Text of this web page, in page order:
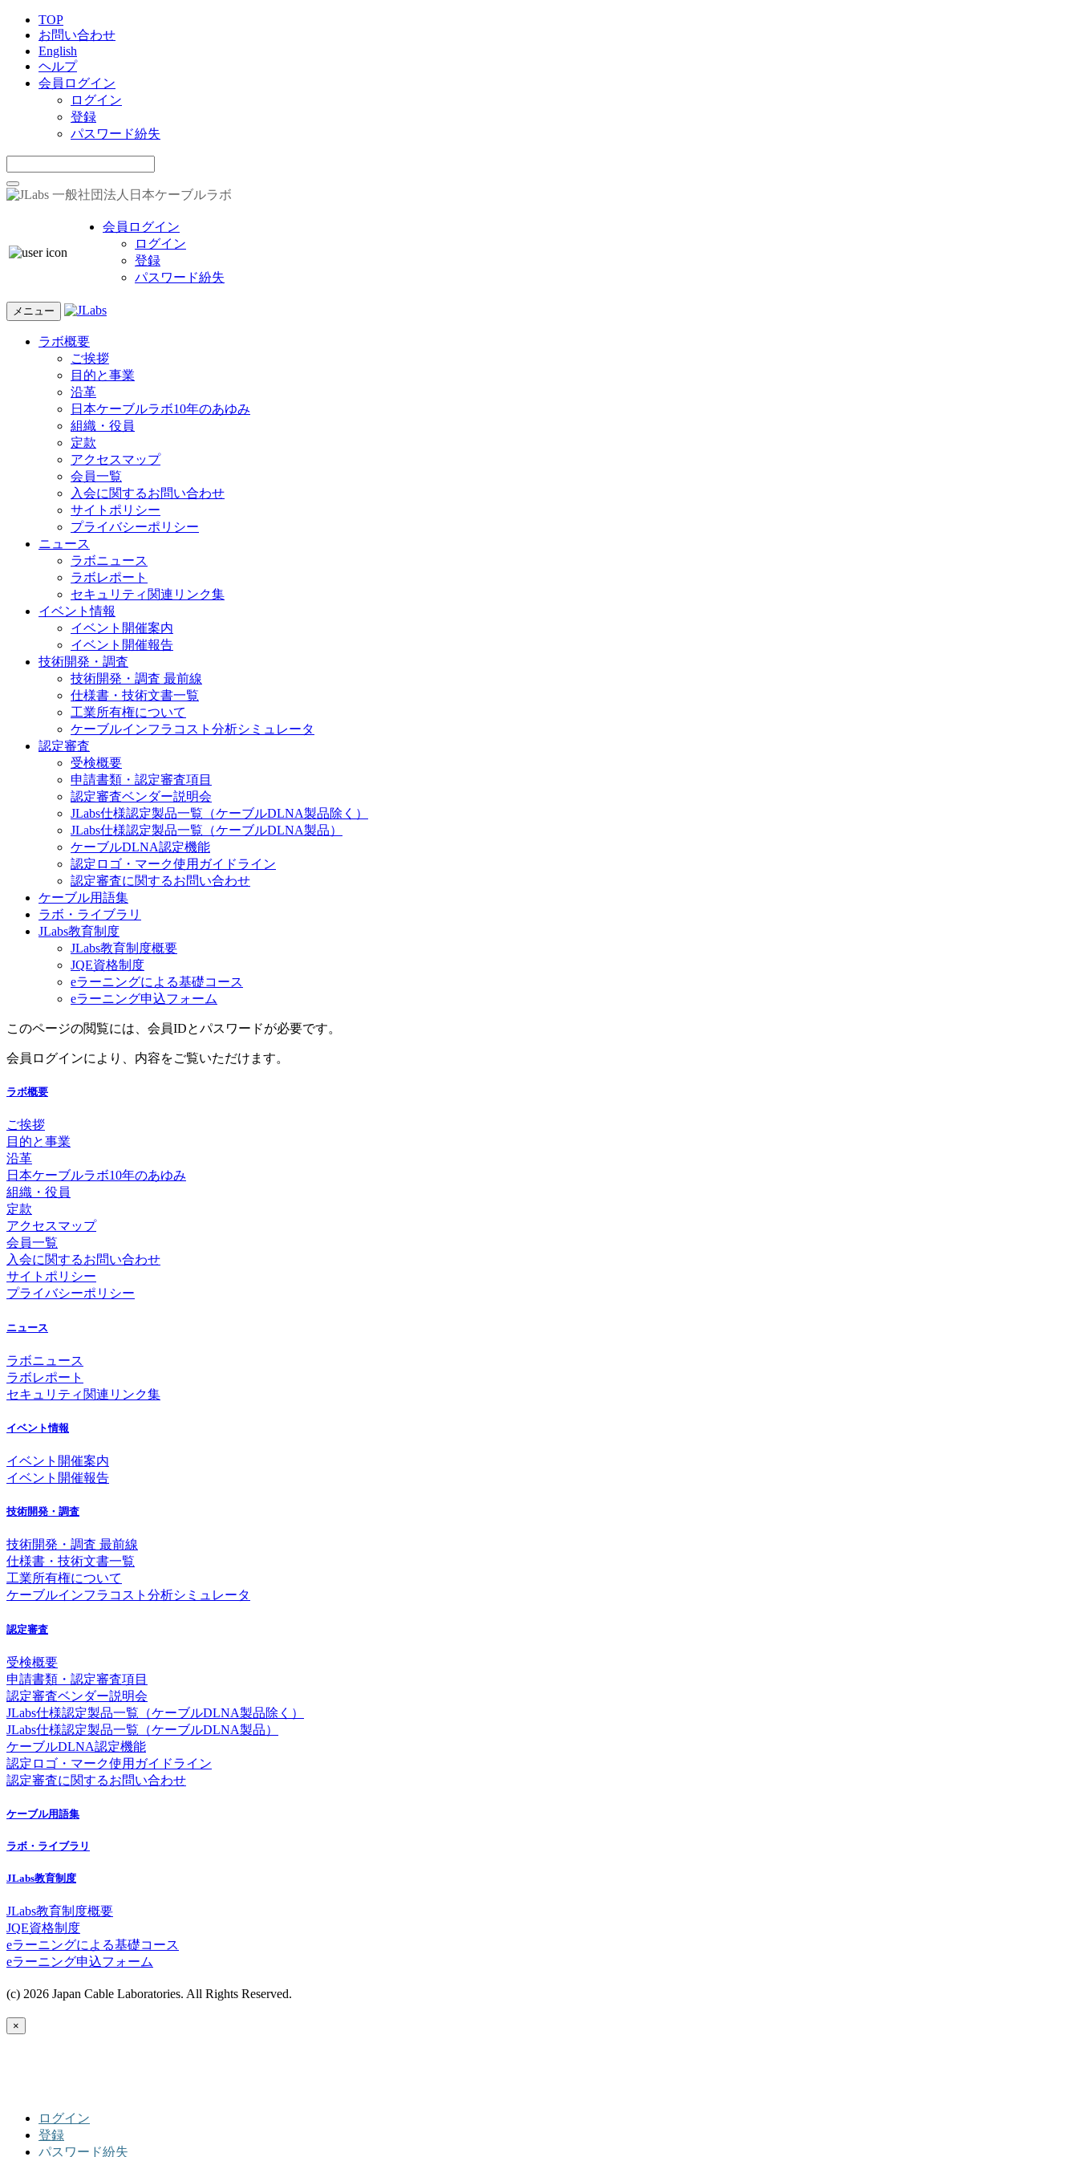
TOP
お問い合わせ
English
ヘルプ
会員ログイン
ログイン
登録
パスワード紛失
一般社団法人日本ケーブルラボ
会員ログイン
ログイン
登録
パスワード紛失
メニュー
ラボ概要
ご挨拶
目的と事業
沿革
日本ケーブルラボ10年のあゆみ
組織・役員
定款
アクセスマップ
会員一覧
入会に関するお問い合わせ
サイトポリシー
プライバシーポリシー
ニュース
ラボニュース
ラボレポート
セキュリティ関連リンク集
イベント情報
イベント開催案内
イベント開催報告
技術開発・調査
技術開発・調査 最前線
仕様書・技術文書一覧
工業所有権について
ケーブルインフラコスト分析シミュレータ
認定審査
受検概要
申請書類・認定審査項目
認定審査ベンダー説明会
JLabs仕様認定製品一覧（ケーブルDLNA製品除く）
JLabs仕様認定製品一覧（ケーブルDLNA製品）
ケーブルDLNA認定機能
認定ロゴ・マーク使用ガイドライン
認定審査に関するお問い合わせ
ケーブル用語集
ラボ・ライブラリ
JLabs教育制度
JLabs教育制度概要
JQE資格制度
eラーニングによる基礎コース
eラーニング申込フォーム
このページの閲覧には、会員IDとパスワードが必要です。
会員ログインにより、内容をご覧いただけます。
ラボ概要
ご挨拶
目的と事業
沿革
日本ケーブルラボ10年のあゆみ
組織・役員
定款
アクセスマップ
会員一覧
入会に関するお問い合わせ
サイトポリシー
プライバシーポリシー
ニュース
ラボニュース
ラボレポート
セキュリティ関連リンク集
イベント情報
イベント開催案内
イベント開催報告
技術開発・調査
技術開発・調査 最前線
仕様書・技術文書一覧
工業所有権について
ケーブルインフラコスト分析シミュレータ
認定審査
受検概要
申請書類・認定審査項目
認定審査ベンダー説明会
JLabs仕様認定製品一覧（ケーブルDLNA製品除く）
JLabs仕様認定製品一覧（ケーブルDLNA製品）
ケーブルDLNA認定機能
認定ロゴ・マーク使用ガイドライン
認定審査に関するお問い合わせ
ケーブル用語集
ラボ・ライブラリ
JLabs教育制度
JLabs教育制度概要
JQE資格制度
eラーニングによる基礎コース
eラーニング申込フォーム
(c) 2026 Japan Cable Laboratories. All Rights Reserved.
×
ログイン
登録
パスワード紛失